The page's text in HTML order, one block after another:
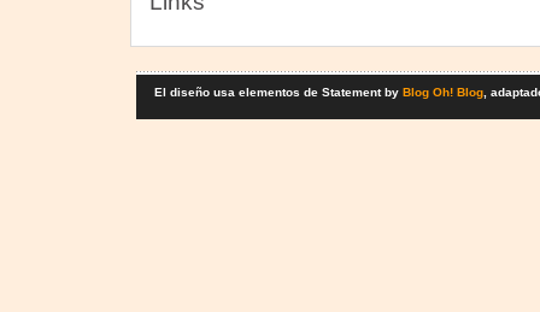
El diseño usa elementos de Statement by Blog Oh! Blog,